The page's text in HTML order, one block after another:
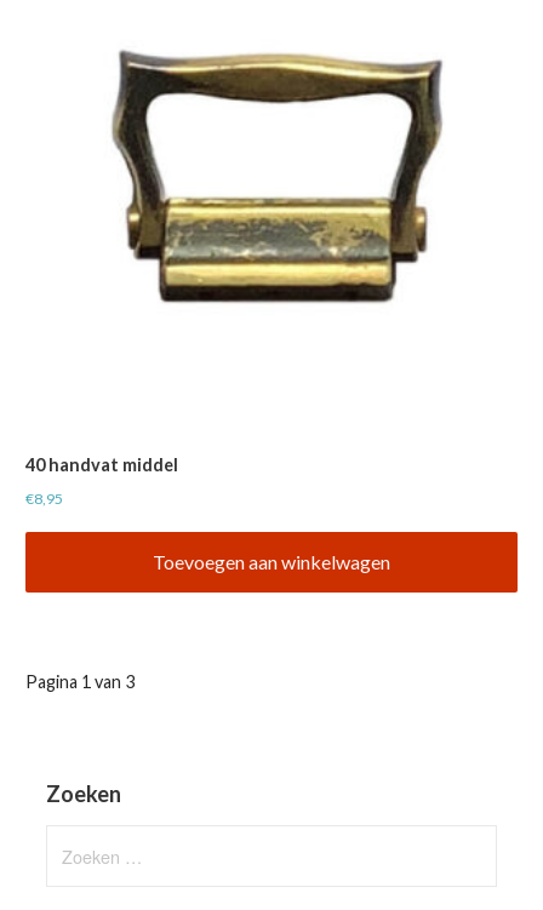
40 handvat middel
€8,95
Toevoegen aan winkelwagen
Product
Pagina 1 van 3
Zoeken
naar: